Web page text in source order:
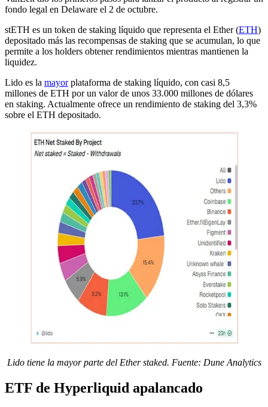
fondo legal en Delaware el 2 de octubre.
stETH es un token de staking líquido que representa el Ether (ETH)
depositado más las recompensas de staking que se acumulan, lo que
permite a los holders obtener rendimientos mientras mantienen la
liquidez.
Lido es la mayorplataforma de staking líquido, con casi 8,5
millones de ETH por un valor de unos 33.000 millones de dólares
en staking. Actualmente ofrece un rendimiento de staking del 3,3%
sobre el ETH depositado.
Lido tiene la mayor parte del Ether staked. Fuente: Dune Analytics
ETF de Hyperliquid apalancado